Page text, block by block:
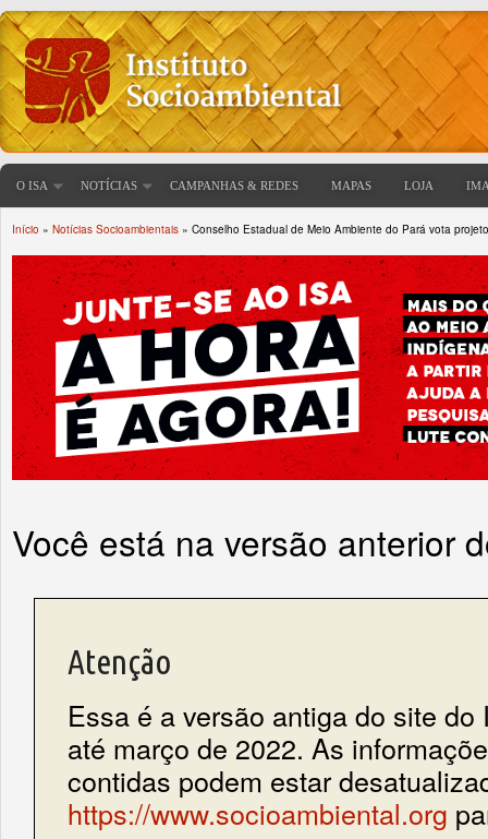
O ISA NOTÍCIAS CAMPANHAS & REDES MAPAS LOJA
Início » Notícias Socioambientais » Conselho Estadual de Meio Ambiente do Pará vota
Você está na versão anterior
Atenção
Essa é a versão antiga do site do
até março de 2022. As
contidas podem estar
https://www.socioambiental.org